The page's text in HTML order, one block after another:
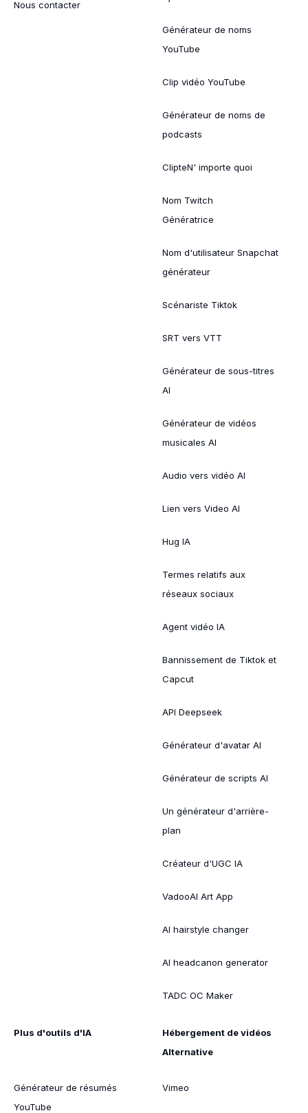
Nous contacter
Générateur de noms
YouTube
Clip vidéo YouTube
Générateur de noms de
podcasts
ClipteN' importe quoi
Nom Twitch
Génératrice
Nom d'utilisateur Snapchat
générateur
Scénariste Tiktok
SRT vers VTT
Générateur de sous-titres
AI
Générateur de vidéos
musicales AI
Audio vers vidéo AI
Lien vers Video AI
Hug IA
Termes relatifs aux
réseaux sociaux
Agent vidéo IA
Bannissement de Tiktok et
Capcut
API Deepseek
Générateur d'avatar AI
Générateur de scripts AI
Un générateur d'arrière-
plan
Créateur d'UGC IA
VadooAI Art App
AI hairstyle changer
AI headcanon generator
TADC OC Maker
Plus d'outils d'IA
Générateur de résumés
YouTube
Hébergement de vidéos
Alternative
Vimeo